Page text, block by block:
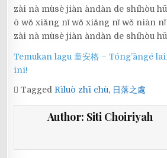
zài nà mùsè jiàn àndàn de shíhòu
ō wǒ xiǎng nǐ wǒ xiǎng nǐ wǒ niàn
zài nà mùsè jiàn àndàn de shíhòu
Temukan lagu 童安格 – Tóng’āngé
ini!
Tagged Rìluò zhī chù, 日落之處
Author: Siti Choiriyah